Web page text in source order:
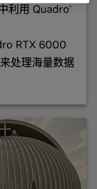
利用 Quadro®
RTX 6000
处理海量数据